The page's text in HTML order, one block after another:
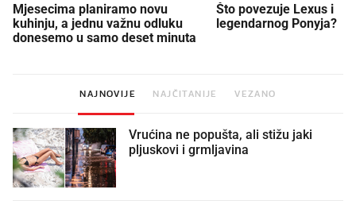
Mjesecima planiramo novu
kuhinju, a jednu važnu odluku
donesemo u samo deset minuta
Što povezuje Lexus i
legendarnog Ponyja?
NAJNOVIJE NAJČITANIJE VEZANO
Vrućina ne popušta, ali stižu jaki
pljuskovi i grmljavina